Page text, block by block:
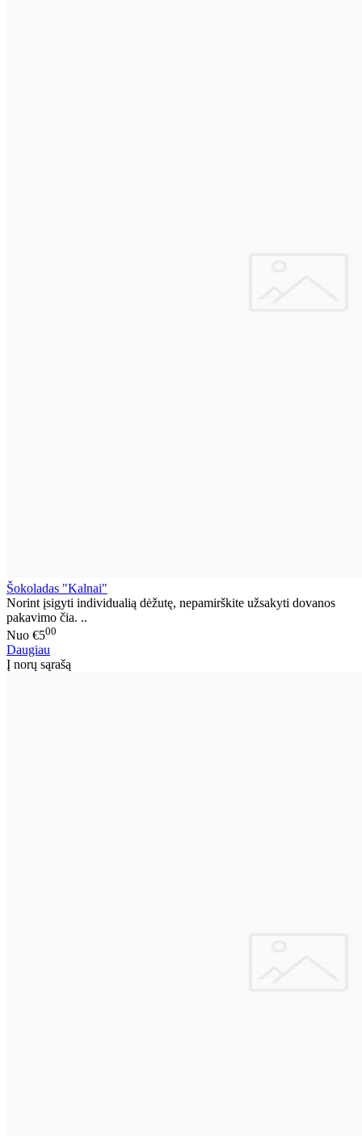
Šokoladas "Kalnai"
Norint įsigyti individualią dėžutę, nepamirškite užsakyti dovanos
pakavimo čia. ..
Nuo €500
Daugiau
Į norų sąrašą